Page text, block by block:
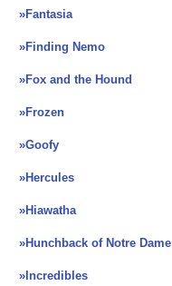
»Fantasia
»Finding Nemo
»Fox and the Hound
»Frozen
»Goofy
»Hercules
»Hiawatha
»Hunchback of Notre Dame
»Incredibles